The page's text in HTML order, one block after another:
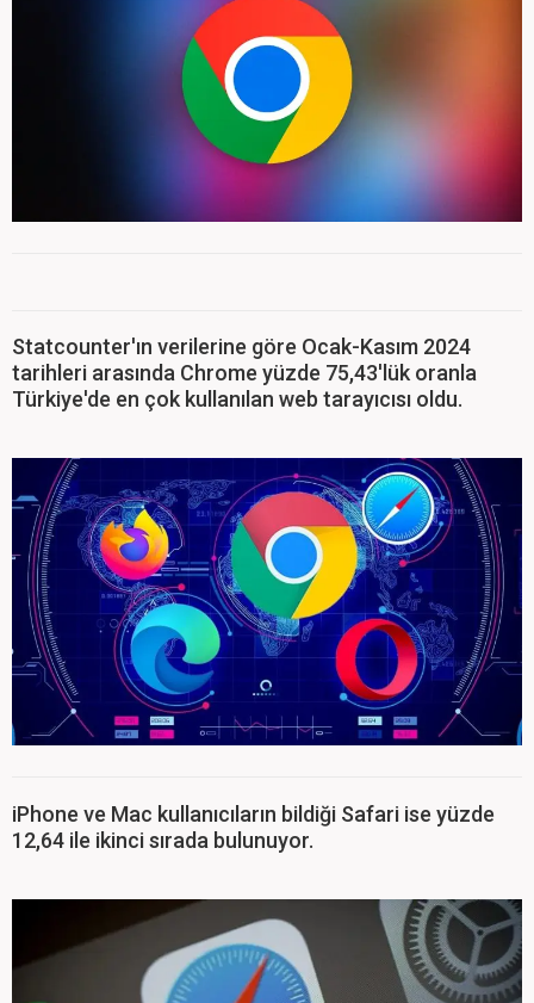
Statcounter'ın verilerine göre Ocak-Kasım 2024
tarihleri arasında Chrome yüzde 75,43'lük oranla
Türkiye'de en çok kullanılan web tarayıcısı oldu.
iPhone ve Mac kullanıcıların bildiği Safari ise yüzde
12,64 ile ikinci sırada bulunuyor.